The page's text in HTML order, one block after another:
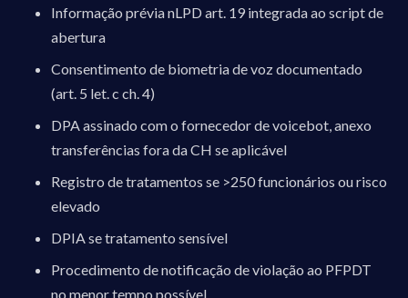
Informação prévia nLPD art. 19 integrada ao script de
abertura
Consentimento de biometria de voz documentado
(art. 5 let. c ch. 4)
DPA assinado com o fornecedor de voicebot, anexo
transferências fora da CH se aplicável
Registro de tratamentos se >250 funcionários ou risco
elevado
DPIA se tratamento sensível
Procedimento de notificação de violação ao PFPDT
no menor tempo possível